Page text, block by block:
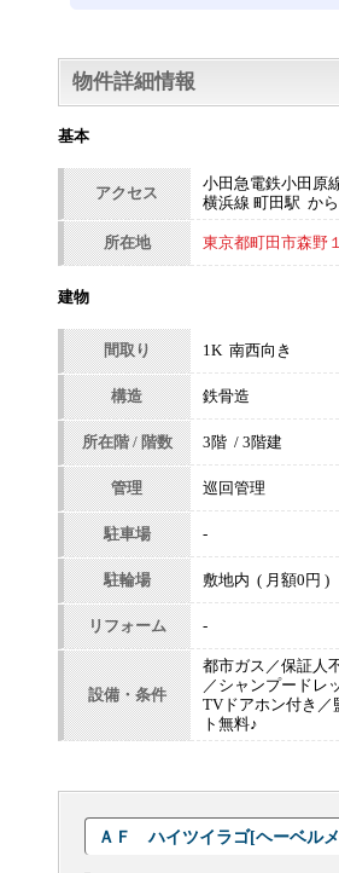
物件詳細情報
基本
アクセス
小田急電鉄小田原
横浜線 町田駅 か
所在地 東京都町田市森野
建物
間取り 1K 南西向き
構造 鉄骨造
所在階 / 階数 3階 / 3階建
管理 巡回管理
駐車場 -
駐輪場 敷地内 ( 月額0円 )
リフォーム -
設備・条件
都市ガス／保証人
／シャンプードレ
TVドアホン付き／
ト無料♪
ＡＦ ハイツイラゴ[ヘーベル